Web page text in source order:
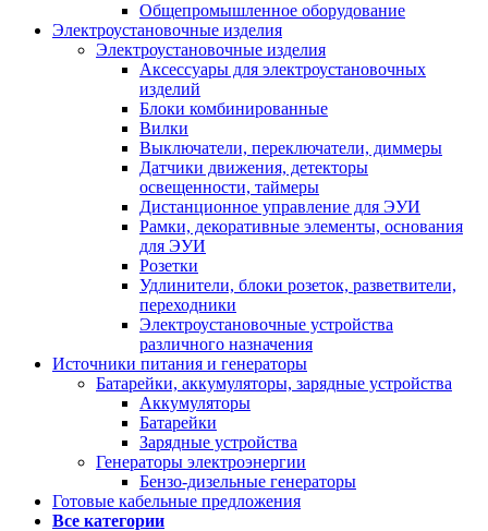
Общепромышленное оборудование
Электроустановочные изделия
Электроустановочные изделия
Аксессуары для электроустановочных
изделий
Блоки комбинированные
Вилки
Выключатели, переключатели, диммеры
Датчики движения, детекторы
освещенности, таймеры
Дистанционное управление для ЭУИ
Рамки, декоративные элементы, основания
для ЭУИ
Розетки
Удлинители, блоки розеток, разветвители,
переходники
Электроустановочные устройства
различного назначения
Источники питания и генераторы
Батарейки, аккумуляторы, зарядные устройства
Аккумуляторы
Батарейки
Зарядные устройства
Генераторы электроэнергии
Бензо-дизельные генераторы
Готовые кабельные предложения
Все категории